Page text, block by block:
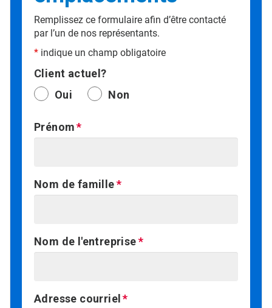
Remplissez ce formulaire afin d’être contacté
par l’un de nos représentants.
* indique un champ obligatoire
Client actuel?
Oui
Non
Prénom
Nom de famille
Nom de l'entreprise
Adresse courriel